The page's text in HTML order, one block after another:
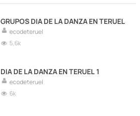
GRUPOS DIA DE LA DANZA EN TERUEL
ecodeteruel
5,6k
DIA DE LA DANZA EN TERUEL 1
ecodeteruel
6k